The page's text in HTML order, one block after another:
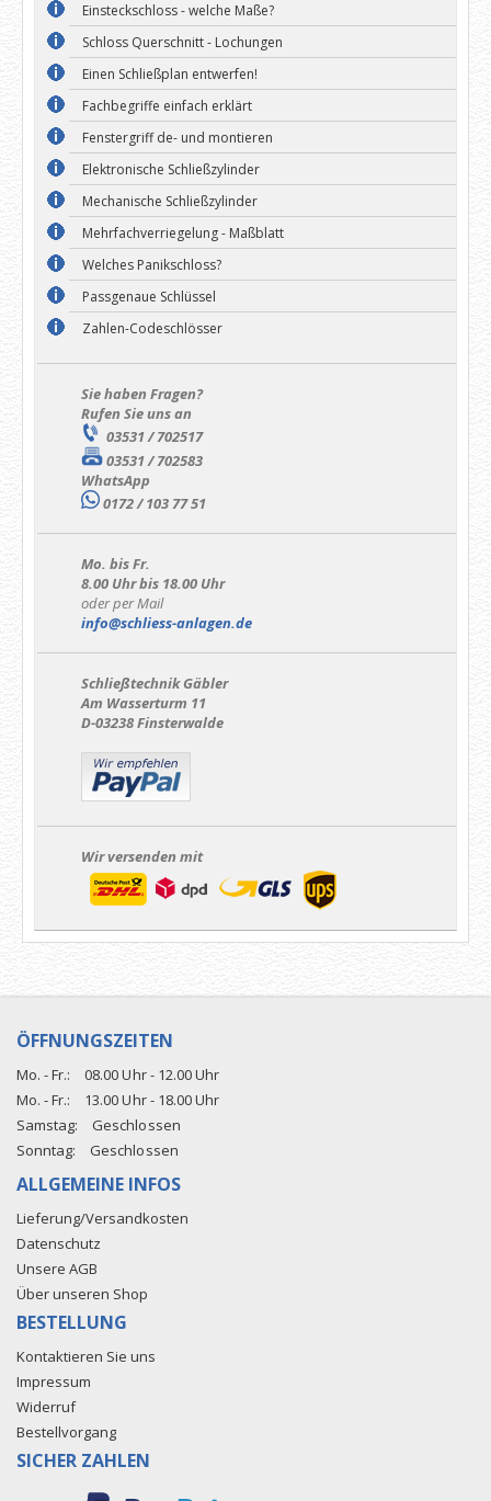
Einsteckschloss - welche Maße?
Schloss Querschnitt - Lochungen
Einen Schließplan entwerfen!
Fachbegriffe einfach erklärt
Fenstergriff de- und montieren
Elektronische Schließzylinder
Mechanische Schließzylinder
Mehrfachverriegelung - Maßblatt
Welches Panikschloss?
Passgenaue Schlüssel
Zahlen-Codeschlösser
Sie haben Fragen?
Rufen Sie uns an
03531 / 702517
03531 / 702583
WhatsApp
0172 / 103 77 51
Mo. bis Fr.
8.00 Uhr bis 18.00 Uhr
oder per Mail
info@schliess-anlagen.de
Schließtechnik Gäbler
Am Wasserturm 11
D-03238 Finsterwalde
Wir versenden mit
ÖFFNUNGSZEITEN
Mo. - Fr.:
08.00 Uhr - 12.00 Uhr
Mo. - Fr.:
13.00 Uhr - 18.00 Uhr
Samstag:
Geschlossen
Sonntag:
Geschlossen
ALLGEMEINE INFOS
Lieferung/Versandkosten
Datenschutz
Unsere AGB
Über unseren Shop
BESTELLUNG
Kontaktieren Sie uns
Impressum
Widerruf
Bestellvorgang
SICHER ZAHLEN